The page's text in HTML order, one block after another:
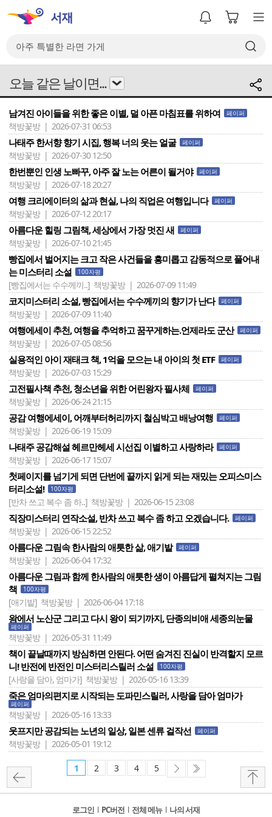
오늘 같은 날이면...
남겨진 아이들을 위한 좋은 이별, 덜 아픈 마침표를 위하여 페이퍼
책방꽃방 | 2026-07-31 06:53
나태주 한서향 향기 시집, 행복 너의 웃는 얼굴 페이퍼
책방꽃방 | 2026-07-30 12:50
한번뿐인 인생 노빠꾸, 아주 잘 노는 어른이 될거야 페이퍼
책방꽃방 | 2026-07-18 20:27
여행 크리에이터의 삶과 현실, 나의 직업은 여행입니다 페이퍼
책방꽃방 | 2026-07-12 20:17
아름다운 힐링 그림책, 세상에서 가장 멋진 새 페이퍼
책방꽃방 | 2026-07-10 21:45
빵집에서 벌어지는 크고 작은 사건들을 흥미롭고 감동적으로 풀어내
는 미스터리 소설
100자평
[빵집에서는 수수께끼..] 책방꽃방 | 2026-07-09 11:49
코지미스터리 소설, 빵집에서는 수수께끼의 향기가 난다 페이퍼
책방꽃방 | 2026-07-09 11:40
여행에세이 추천, 여행을 추억하고 꿈꾸게하는.언제라도 군산 페이퍼
책방꽃방 | 2026-07-05 08:56
실용적인 아이 재태크 책, 1억을 모으는 내 아이의 첫 ETF 페이퍼
책방꽃방 | 2026-07-03 15:29
고전필사책 추천, 청소년을 위한 어린왕자 필사체 페이퍼
책방꽃방 | 2026-06-24 21:15
공감 여행에세이, 어깨부터허리까지 철심박고 배낭여행 페이퍼
책방꽃방 | 2026-06-19 15:09
나태주 공감해설 헤르만헤세 시선집 이별하고 사랑하라 페이퍼
책방꽃방 | 2026-06-17 15:07
첫페이지를 넘기게 되면 단번에 끝까지 읽게 되는 재밌는 오피스미스
터리소설!
100자평
[반차 쓰고 복수 좀 하..] 책방꽃방 | 2026-06-15 23:08
직장미스터리 연작소설, 반차 쓰고 복수 좀 하고 오겠습니다. 페이퍼
책방꽃방 | 2026-06-15 22:52
아름다운 그림속 한사람의 애틋한 삶, 애기밭 페이퍼
책방꽃방 | 2026-06-04 17:32
아름다운 그림과 함께 한사람의 애틋한 생이 아름답게 펼쳐지는 그림
책
100자평
[애기밭] 책방꽃방 | 2026-06-04 17:18
왕에서 노산군 그리고 다시 왕이 되기까지, 단종의비애 세종의눈물
페이퍼
책방꽃방 | 2026-05-31 11:49
책이 끝날때까지 방심하면 안된다. 어떤 숨겨진 진실이 반격할지 모르
니! 반전에 반전인 미스터리스릴러 소설
100자평
[사랑을 담아, 엄마가] 책방꽃방 | 2026-05-16 13:39
죽은 엄마의편지로 시작되는 도파민스릴러, 사랑을 담아 엄마가
페이퍼
책방꽃방 | 2026-05-16 13:33
웃프지만 공감되는 노년의 일상, 일본 센류 걸작선 페이퍼
책방꽃방 | 2026-05-01 19:12
1 2 3 4 5
로그인 l PC버전 l 전체 메뉴 l 나의 서재